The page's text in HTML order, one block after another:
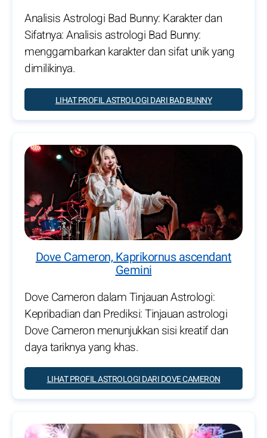
Analisis Astrologi Bad Bunny: Karakter dan
Sifatnya: Analisis astrologi Bad Bunny:
menggambarkan karakter dan sifat unik yang
dimilikinya.
LIHAT PROFIL ASTROLOGI DARI BAD BUNNY
Dove Cameron, Kaprikornus ascendant
Gemini
Dove Cameron dalam Tinjauan Astrologi:
Kepribadian dan Prediksi: Tinjauan astrologi
Dove Cameron menunjukkan sisi kreatif dan
daya tariknya yang khas.
LIHAT PROFIL ASTROLOGI DARI DOVE CAMERON